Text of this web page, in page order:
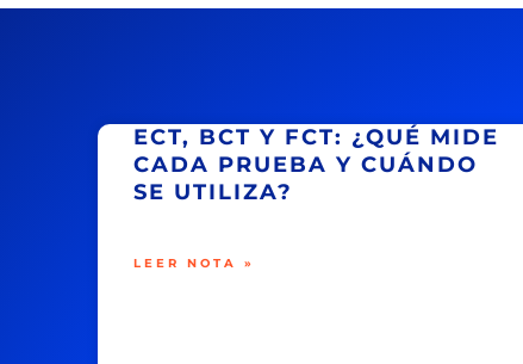
ECT, BCT Y FCT: ¿QUÉ MIDE
CADA PRUEBA Y CUÁNDO
SE UTILIZA?
LEER NOTA »